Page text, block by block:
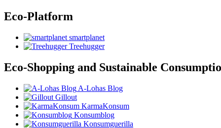
Eco-Platform
smartplanet
Treehugger
Eco-Shopping and Sustainable
A-Lohas Blog
Gillout
KarmaKonsum
Konsumblog
Konsumguerilla